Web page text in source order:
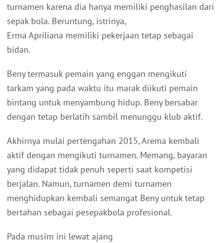
turnamen karena dia hanya memiliki penghasilan dari
sepak bola. Beruntung, istrinya,
Erma Apriliana memiliki pekerjaan tetap sebagai
bidan.
Beny termasuk pemain yang enggan mengikuti
tarkam yang pada waktu itu marak diikuti pemain
bintang untuk menyambung hidup. Beny bersabar
dengan tetap berlatih sambil menunggu klub aktif.
Akhirnya mulai pertengahan 2015, Arema kembali
aktif dengan mengikuti turnamen. Memang, bayaran
yang didapat tidak penuh seperti saat kompetisi
berjalan. Namun, turnamen demi turnamen
menghidupkan kembali semangat Beny untuk tetap
bertahan sebagai pesepakbola profesional.
Pada musim ini lewat ajang